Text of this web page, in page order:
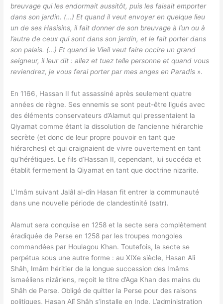
breuvage qui les endormait aussitôt, puis les faisait emporter
dans son jardin. (…) Et quand il veut envoyer en quelque lieu
un de ses Hasisins, il fait donner de son breuvage à l’un ou à
l’autre de ceux qui sont dans son jardin, et le fait porter dans
son palais. (…) Et quand le Vieil veut faire occire un grand
seigneur, il leur dit : allez et tuez telle personne et quand vous
reviendrez, je vous ferai porter par mes anges en Paradis ».
En 1166, Hassan II fut assassiné après seulement quatre
années de règne. Ses ennemis se sont peut-être ligués avec
des éléments conservateurs d’Alamut qui pressentaient la
Qiyamat comme étant la dissolution de l’ancienne hiérarchie
secrète (et donc de leur propre pouvoir en tant que
hiérarches) et qui craignaient de vivre ouvertement en tant
qu’hérétiques. Le fils d’Hassan II, cependant, lui succéda et
établit fermement la Qiyamat en tant que doctrine nizarite.
L’Imâm suivant Jalâl al-dîn Hasan fit entrer la communauté
dans une nouvelle période de clandestinité (satr).
Alamut sera conquise en 1258 et la secte sera complètement
éradiquée de Perse en 1258 par les troupes mongoles
commandées par Houlagou Khan. Toutefois, la secte se
perpétua sous une autre forme : au XIXe siècle, Hasan Alî
Shâh, Imâm héritier de la longue succession des Imâms
ismaéliens nizâriens, reçoit le titre d’Aga Khan des mains du
Shâh de Perse. Obligé de quitter la Perse pour des raisons
politiques, Hasan Alî Shâh s’installe en Inde. L’administration